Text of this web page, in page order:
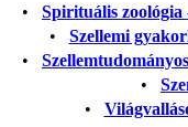
• Spirituális zoológia
• Szellemi
•
•
•